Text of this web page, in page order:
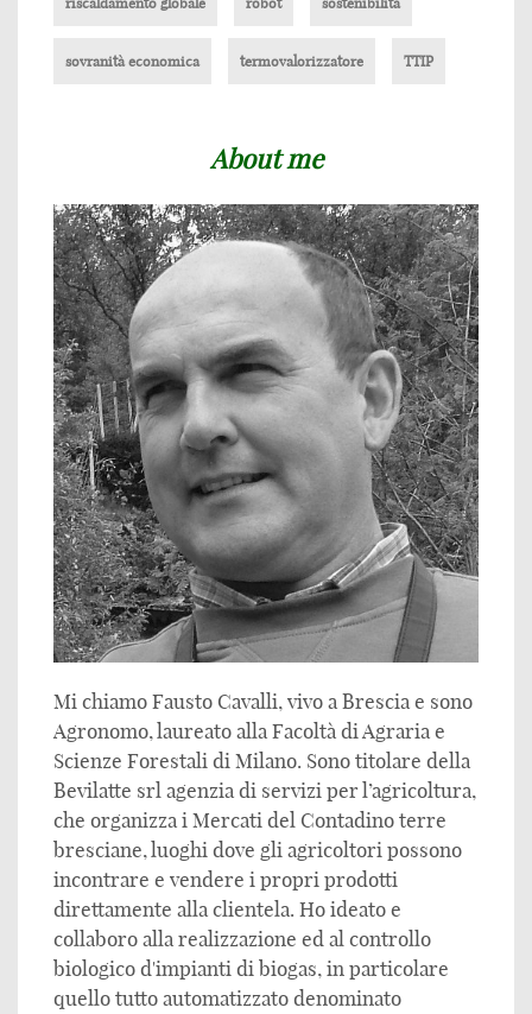
sovranità economica termovalorizzatore TTIP
About me
Mi chiamo Fausto Cavalli, vivo a Brescia e sono
Agronomo, laureato alla Facoltà di Agraria e
Scienze Forestali di Milano. Sono titolare della
Bevilatte srl agenzia di servizi per l’agricoltura,
che organizza i Mercati del Contadino terre
bresciane, luoghi dove gli agricoltori possono
incontrare e vendere i propri prodotti
direttamente alla clientela. Ho ideato e
collaboro alla realizzazione ed al controllo
biologico d'impianti di biogas, in particolare
quello tutto automatizzato denominato